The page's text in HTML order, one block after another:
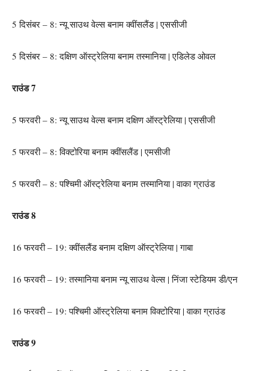
5 दिसंबर – 8: न्यू साउथ वेल्स बनाम क्वींसलैंड | एससीजी
5 दिसंबर – 8: दक्षिण ऑस्ट्रेलिया बनाम तस्मानिया | एडिलेड ओवल
राउंड 7
5 फरवरी – 8: न्यू साउथ वेल्स बनाम दक्षिण ऑस्ट्रेलिया | एससीजी
5 फरवरी – 8: विक्टोरिया बनाम क्वींसलैंड | एमसीजी
5 फरवरी – 8: पश्चिमी ऑस्ट्रेलिया बनाम तस्मानिया | वाका ग्राउंड
राउंड 8
16 फरवरी – 19: क्वींसलैंड बनाम दक्षिण ऑस्ट्रेलिया | गाबा
16 फरवरी – 19: तस्मानिया बनाम न्यू साउथ वेल्स | निंजा स्टेडियम डी/एन
16 फरवरी – 19: पश्चिमी ऑस्ट्रेलिया बनाम विक्टोरिया | वाका ग्राउंड
राउंड 9